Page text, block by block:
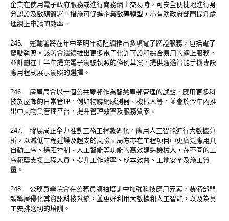
企業在使用電子政府服務或進行商務網上交易時，可安全便捷地進行身
分認證及數碼簽署。措施可促進企業數碼轉型，亦有助政府部門提升處
理網上申請的效率。
245. 運輸署將在年中至明年初陸續推出多項電子牌證服務，包括電子
駕駛執照。該署會繼續推出更多電子化許可證和綜合易用的網上服務，
並計劃在上半年提交電子駕駛執照的條例草案，提供通過智能手機專設
應用程式展示駕照的選擇。
246. 房屋局會以十個公共屋邨作為智慧屋邨管理的試點，應用更多科
技於屋邨的日常管理，例如物聯網感測器、機械人等，並會於今年內推
出中央物業管理平台，提升管理效率及服務質素。
247. 發展局正全力推動工務工程數碼化，應用人工智能進行大數據分
析，以減低工程延誤及超支的風險。局方亦在工程項目中更廣泛應用具
自動工序、遙距控制、人工智能等功能的高效建造機械人，在不同的工
序範疇支援工程人員，提升工作效率、成本效益、工地安全及施工質
量。
248. 公務員學院會在公務員領袖培訓中加強科技應用元素，裝備部門
領導層優化其資訊科技系統，並更好利用大數據和人工智能，以及為員
工安排適切的培訓。